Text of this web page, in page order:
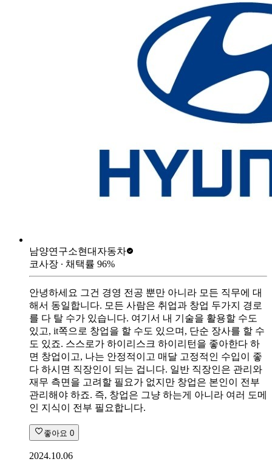
남양연구소현대자동차
코사장 ∙ 채택률 96%
안녕하세요 그건 경영 전공 뿐만 아니라 모든 직무에 대
해서 동일합니다. 모든 사람은 취업과 창업 두가지 경로
를 다 탈 수가 있습니다. 여기서 내 기술을 활용할 수도
있고, it쪽으로 창업을 할 수도 있으며, 단순 장사를 할 수
도 있죠. 스스로가 하이리스크 하이리턴을 좋아한다 하
면 창업이고, 나는 안정적이고 매달 고정적인 수입이 좋
다 하시면 직장인이 되는 겁니다. 일반 직장인은 관리와
재무 측면을 고려할 필요가 없지만 창업은 본인이 전부
관리해야 하죠. 즉, 창업은 그냥 하는게 아니라 여러 도메
인 지식이 전부 필요합니다.
좋아요 0
2024.10.06